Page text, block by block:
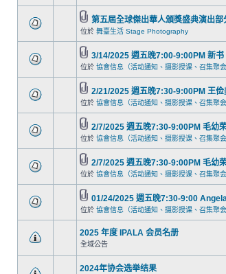
第五屆全球傑出華人頒獎盛典演出部
位於 舞臺生活 Stage Photography
3/14/2025 週五晚7:00-9:00PM 新
位於 協會信息（活动通知、摄影授课、召集聚
2/21/2025 週五晚7:30-9:00PM 王俭
位於 協會信息（活动通知、摄影授课、召集聚
2/7/2025 週五晚7:30-9:00PM 毛幼
位於 協會信息（活动通知、摄影授课、召集聚
2/7/2025 週五晚7:30-9:00PM 毛幼
位於 協會信息（活动通知、摄影授课、召集聚
01/24/2025 週五晚7:30-9:00
位於 協會信息（活动通知、摄影授课、召集聚
2025 年度 IPALA 会员名册
全域公告
2024年协会选举结果